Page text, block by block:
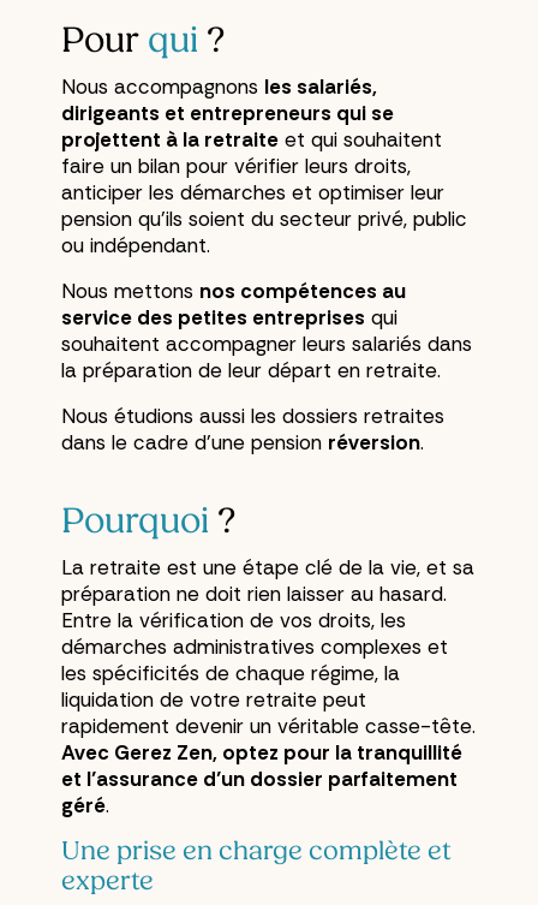
Pour qui ?
Nous accompagnons les salariés,
dirigeants et entrepreneurs qui se
projettent à la retraite et qui souhaitent
faire un bilan pour vérifier leurs droits,
anticiper les démarches et optimiser leur
pension qu’ils soient du secteur privé, public
ou indépendant.
Nous mettons nos compétences au
service des petites entreprises qui
souhaitent accompagner leurs salariés dans
la préparation de leur départ en retraite.
Nous étudions aussi les dossiers retraites
dans le cadre d’une pension réversion.
Pourquoi ?
La retraite est une étape clé de la vie, et sa
préparation ne doit rien laisser au hasard.
Entre la vérification de vos droits, les
démarches administratives complexes et
les spécificités de chaque régime, la
liquidation de votre retraite peut
rapidement devenir un véritable casse-tête.
Avec Gerez Zen, optez pour la tranquillité
et l’assurance d’un dossier parfaitement
géré.
Une prise en charge complète et
experte